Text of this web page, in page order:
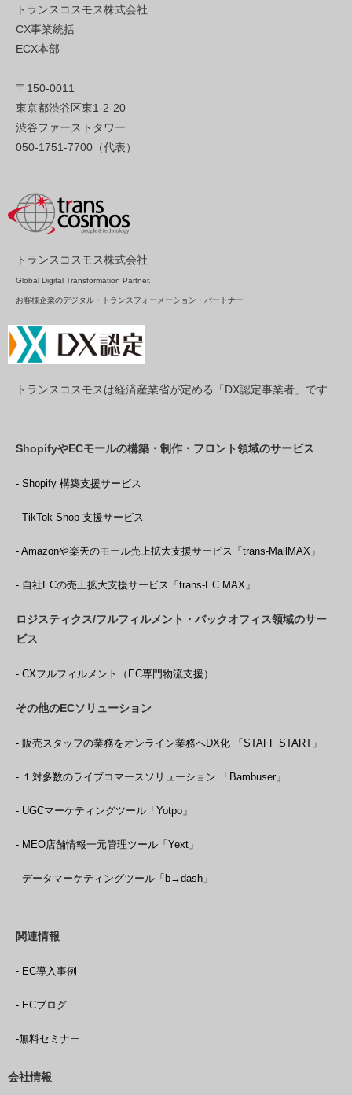
トランスコスモス株式会社
CX事業統括
ECX本部
〒150-0011
東京都渋谷区東1-2-20
渋谷ファーストタワー
050-1751-7700（代表）
トランスコスモス株式会社
Global Digital Transformation Partner.
お客様企業のデジタル・トランスフォーメーション・パートナー
トランスコスモスは経済産業省が定める「DX認定事業者」です
ShopifyやECモールの構築・制作・フロント領域のサービス
- Shopify 構築支援サービス
- TikTok Shop 支援サービス
- Amazonや楽天のモール売上拡大支援サービス「trans-MallMAX」
- 自社ECの売上拡大支援サービス「trans-EC MAX」
ロジスティクス/フルフィルメント・バックオフィス領域のサー
ビス
- CXフルフィルメント（EC専門物流支援）
その他のECソリューション
- 販売スタッフの業務をオンライン業務へDX化 「STAFF START」
- １対多数のライブコマースソリューション 「Bambuser」
- UGCマーケティングツール「Yotpo」
- MEO店舗情報一元管理ツール「Yext」
- データマーケティングツール「b→dash」
関連情報
- EC導入事例
- ECブログ
-無料セミナー
会社情報